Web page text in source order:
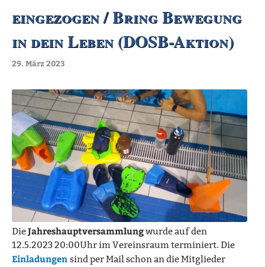
eingezogen / Bring Bewegung
in dein Leben (DOSB-Aktion)
29. März 2023
DieJahreshauptversammlungwurde auf den
12.5.2023 20:00Uhr im Vereinsraum terminiert. Die
Einladungen sind per Mail schon an die Mitglieder